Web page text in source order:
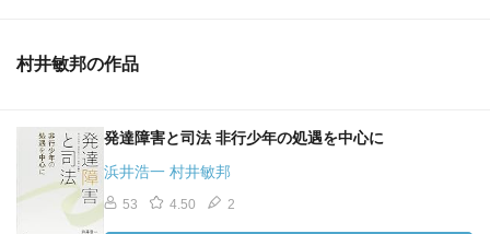
村井敏邦の作品
発達障害と司法 非行少年の処遇を中心に
浜井浩一 村井敏邦
53 4.50 2